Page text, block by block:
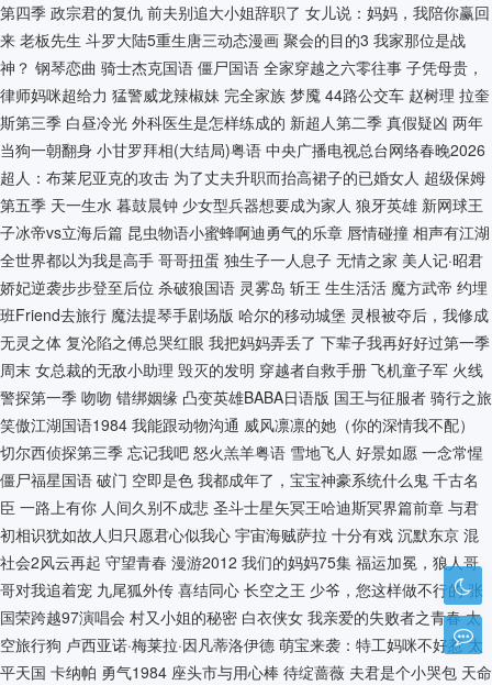
第四季 政宗君的复仇 前夫别追大小姐辞职了 女儿说：妈妈，我陪你赢回
来 老板先生 斗罗大陆5重生唐三动态漫画 聚会的目的3 我家那位是战
神？ 钢琴恋曲 骑士杰克国语 僵尸国语 全家穿越之六零往事 子凭母贵，
律师妈咪超给力 猛警威龙辣椒妹 完全家族 梦魇 44路公交车 赵树理 拉奎
斯第三季 白昼冷光 外科医生是怎样练成的 新超人第二季 真假疑凶 两年
当狗一朝翻身 小甘罗拜相(大结局)粤语 中央广播电视总台网络春晚2026
超人：布莱尼亚克的攻击 为了丈夫升职而抬高裙子的已婚女人 超级保姆
第五季 天一生水 暮鼓晨钟 少女型兵器想要成为家人 狼牙英雄 新网球王
子冰帝vs立海后篇 昆虫物语小蜜蜂啊迪勇气的乐章 唇情碰撞 相声有江湖
全世界都以为我是高手 哥哥扭蛋 独生子一人息子 无情之家 美人记·昭君
娇妃逆袭步步登至后位 杀破狼国语 灵雾岛 斩王 生生活活 魔方武帝 约埋
班Friend去旅行 魔法提琴手剧场版 哈尔的移动城堡 灵根被夺后，我修成
无灵之体 复沦陷之傅总哭红眼 我把妈妈弄丢了 下辈子我再好好过第一季
周末 女总裁的无敌小助理 毁灭的发明 穿越者自救手册 飞机童子军 火线
警探第一季 吻吻 错绑姻缘 凸变英雄BABA日语版 国王与征服者 骑行之旅
笑傲江湖国语1984 我能跟动物沟通 威风凛凛的她（你的深情我不配）
切尔西侦探第三季 忘记我吧 怒火羔羊粤语 雪地飞人 好景如愿 一念常惺
僵尸福星国语 破门 空即是色 我都成年了，宝宝神豪系统什么鬼 千古名
臣 一路上有你 人间久别不成悲 圣斗士星矢冥王哈迪斯冥界篇前章 与君
初相识犹如故人归只愿君心似我心 宇宙海贼萨拉 十分有戏 沉默东京 混
社会2风云再起 守望青春 漫游2012 我们的妈妈75集 福运加冕，狼人哥
哥对我追着宠 九尾狐外传 喜结同心 长空之王 少爷，您这样做不行的 张
国荣跨越97演唱会 村又小姐的秘密 白衣侠女 我亲爱的失败者之青春 太
空旅行狗 卢西亚诺·梅莱拉·因凡蒂洛伊德 萌宝来袭：特工妈咪不好惹 太
平天国 卡纳帕 勇气1984 座头市与用心棒 待绽蔷薇 夫君是个小哭包 天命